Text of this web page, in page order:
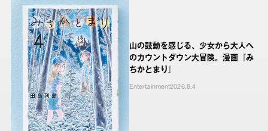
山の鼓動を感じる、少女から大人へ
のカウントダウン大冒険。漫画『み
ちかとまり』
Entertainment2026.8.4